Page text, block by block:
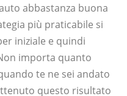
abbastanza buona
più praticabile si
iniziale e quindi
importa quanto
te ne sei andato
questo risultato